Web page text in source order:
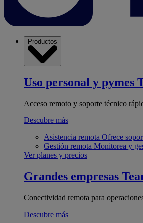
Productos
Uso personal y pymes
Acceso remoto y soporte técnico
Descubre más
Asistencia remota Ofrece
Gestión remota Monitorea y
Ver planes y precios
Grandes empresas
Conectividad remota para
Descubre más